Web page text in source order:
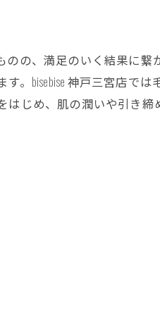
の、満足のいく結果に
。bisebise 神戸三宮店で
じめ、肌の潤いや引き締